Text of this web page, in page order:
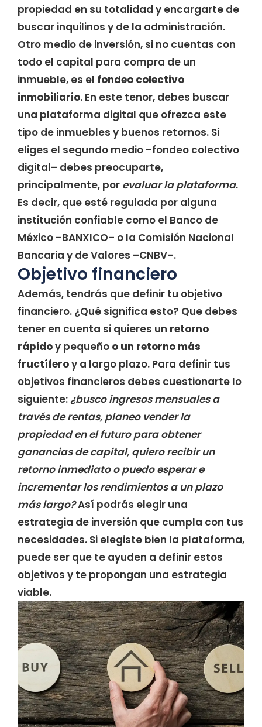
propiedad en su totalidad y encargarte de
buscar inquilinos y de la administración.
Otro medio de inversión, si no cuentas con
todo el capital para compra de un
inmueble, es el fondeo colectivo
inmobiliario. En este tenor, debes buscar
una plataforma digital que ofrezca este
tipo de inmuebles y buenos retornos. Si
eliges el segundo medio –fondeo colectivo
digital– debes preocuparte,
principalmente, por evaluar la plataforma.
Es decir, que esté regulada por alguna
institución confiable como el Banco de
México –BANXICO– o la Comisión Nacional
Bancaria y de Valores –CNBV–.
Objetivo financiero
Además, tendrás que definir tu objetivo
financiero. ¿Qué significa esto? Que debes
tener en cuenta si quieres un retorno
rápidoy pequeño o un retorno más
fructíferoy a largo plazo. Para definir tus
objetivos financieros debes cuestionarte lo
siguiente:¿busco ingresos mensuales a
través de rentas, planeo vender la
propiedad en el futuro para obtener
ganancias de capital, quiero recibir un
retorno inmediato o puedo esperar e
incrementar los rendimientos a un plazo
más largo?Así podrás elegir una
estrategia de inversión que cumpla con tus
necesidades. Si elegiste bien la plataforma,
puede ser que te ayuden a definir estos
objetivos y te propongan una estrategia
viable.